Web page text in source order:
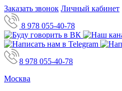
Заказать звонок Личный кабинет
8 978 055-40-78
8 978 055-40-78
Москва